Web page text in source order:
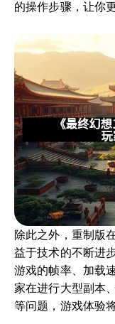
的操作步骤，让你
除此之外，重制版
益于技术的不断进
游戏的帧率、加载
家在进行大型副本
等问题，游戏体验